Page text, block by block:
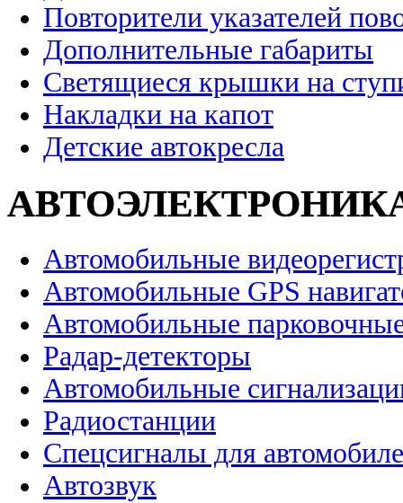
Повторители указателей
Дополнительные габариты
Светящиеся крышки на
Накладки на капот
Детские автокресла
Автомобильные
Автомобильные GPS
Автомобильные
Радар-детекторы
Автомобильные
Радиостанции
Спецсигналы для
Автозвук